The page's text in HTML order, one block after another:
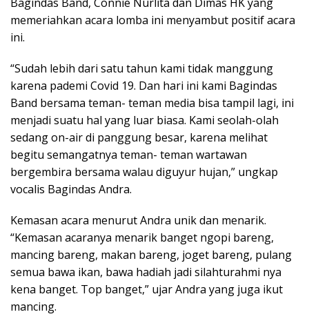
Bagindas Band, Connie Nurlita dan Dimas HK yang
memeriahkan acara lomba ini menyambut positif acara
ini.
“Sudah lebih dari satu tahun kami tidak manggung
karena pademi Covid 19. Dan hari ini kami Bagindas
Band bersama teman- teman media bisa tampil lagi, ini
menjadi suatu hal yang luar biasa. Kami seolah-olah
sedang on-air di panggung besar, karena melihat
begitu semangatnya teman- teman wartawan
bergembira bersama walau diguyur hujan,” ungkap
vocalis Bagindas Andra.
Kemasan acara menurut Andra unik dan menarik.
“Kemasan acaranya menarik banget ngopi bareng,
mancing bareng, makan bareng, joget bareng, pulang
semua bawa ikan, bawa hadiah jadi silahturahmi nya
kena banget. Top banget,” ujar Andra yang juga ikut
mancing.